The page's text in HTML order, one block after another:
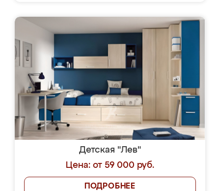
Детская "Лев"
Цена: от 59 000 руб.
ПОДРОБНЕЕ